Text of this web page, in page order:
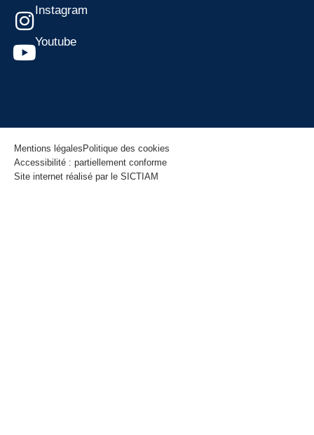
Instagram
Youtube
Mentions légales Politique des cookies
Accessibilité : partiellement conforme
Site internet réalisé par le SICTIAM